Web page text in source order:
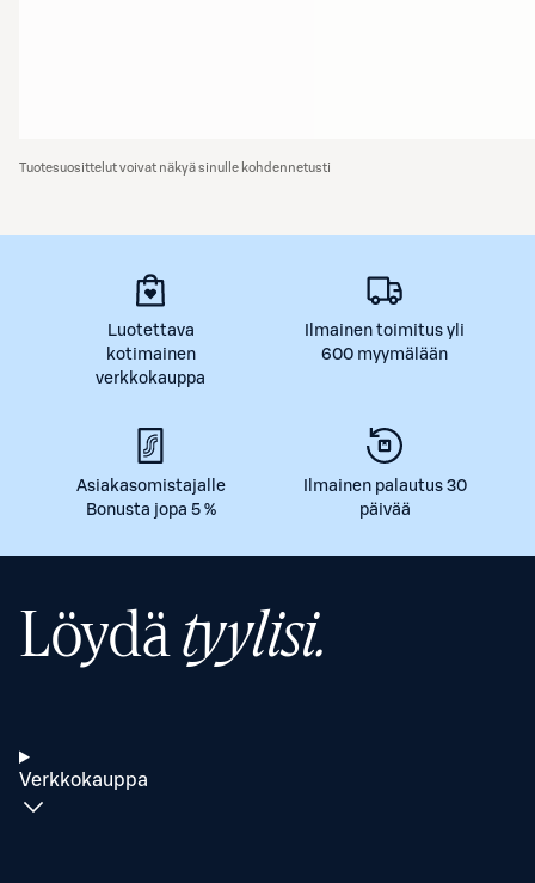
Tuotesuosittelut voivat näkyä sinulle kohdennetusti
Luotettava
kotimainen
verkkokauppa
Ilmainen toimitus yli
600 myymälään
Asiakasomistajalle
Bonusta jopa 5 %
Ilmainen palautus 30
päivää
Löydätyylisi.
Verkkokauppa